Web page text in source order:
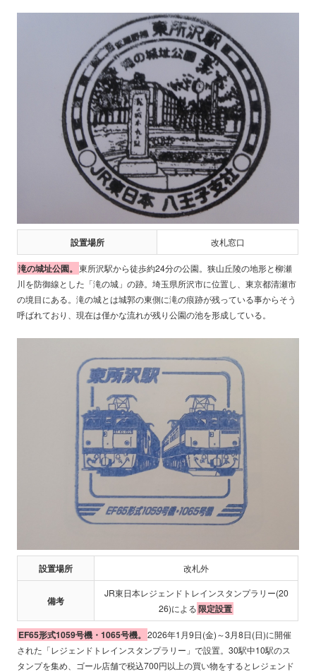
設置場所 改札窓口
滝の城址公園。 東所沢駅から徒歩約24分の公園。狭山丘陵の地形と柳瀬
川を防御線とした「滝の城」の跡。埼玉県所沢市に位置し、東京都清瀬市
の境目にある。滝の城とは城郭の東側に滝の痕跡が残っている事からそう
呼ばれており、現在は僅かな流れが残り公園の池を形成している。
設置場所 改札外
備考
JR東日本レジェンドトレインスタンプラリー(20
26)による 限定設置
EF65形式1059号機・1065号機。 2026年1月9日(金)～3月8日(日)に開催
された「レジェンドトレインスタンプラリー」で設置。30駅中10駅のス
タンプを集め、ゴール店舗で税込700円以上の買い物をするとレジェンド